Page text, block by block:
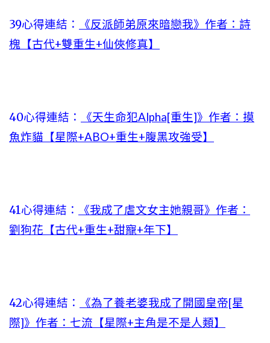
39心得連結：
《反派師弟原來暗戀我》作者：詩
槐【古代+雙重生+仙俠修真】
40心得連結：
《天生命犯Alpha[重生]》作者：摸
魚炸貓【星際+ABO+重生+腹黑攻強受】
41心得連結：
《我成了虐文女主她親哥》作者：
劉狗花【古代+重生+甜寵+年下】
42心得連結：
《為了養老婆我成了開國皇帝[星
際]》作者：七流【星際+主角是不是人類】